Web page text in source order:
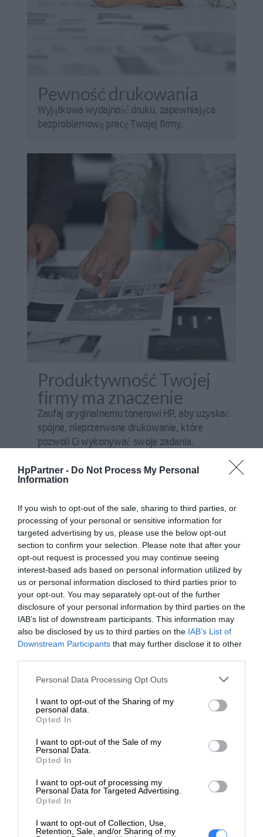
HpPartner - Do Not Process My Personal
Information
If you wish to opt-out of the sale, sharing to third parties, or
processing of your personal or sensitive information for
targeted advertising by us, please use the below opt-out
section to confirm your selection. Please note that after your
opt-out request is processed you may continue seeing
interest-based ads based on personal information utilized by
us or personal information disclosed to third parties prior to
your opt-out. You may separately opt-out of the further
disclosure of your personal information by third parties on the
IAB’s list of downstream participants. This information may
also be disclosed by us to third parties on the IAB’s List of
Downstream Participants that may further disclose it to other
Personal Data Processing Opt Outs
I want to opt-out of the Sharing of my
personal data.
Opted In
I want to opt-out of the Sale of my
Personal Data.
Opted In
I want to opt-out of processing my
Personal Data for Targeted Advertising.
Opted In
I want to opt-out of Collection, Use,
Retention, Sale, and/or Sharing of my
Pewność drukowania
Wyjątkowa wydajność druku, zapewniająca
bezproblemową pracę Twojej firmy.
Produktywność Twojej
firmy ma znaczenie
Zaufaj oryginalnemu tonerowi HP, aby uzyskać
spójne, nieprzerwane drukowanie, które
pozwoli Ci wykonywać swoje zadania.
Druk w jakości jakiej
oczekuje klient
wydruków, które odzwierciedlają Twoje
pomysły biznesowe.
Opis